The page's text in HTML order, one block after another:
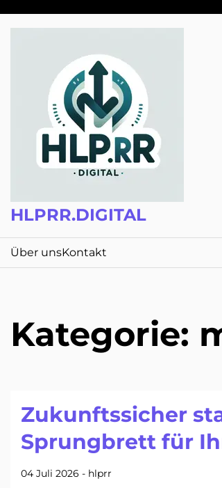
HLPRR.DIGITAL
Über unsKontakt
Kategorie:
Zukunftssicher
Sprungbrett für
04 Juli 2026 - hlprr